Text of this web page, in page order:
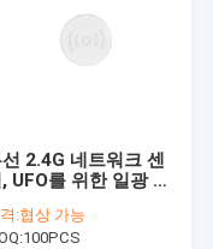
2.4G 네트워크 센
UFO를 위한 일광 수
:협상 가능
100PCS